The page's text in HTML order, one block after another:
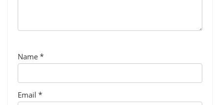
Name *
Email *